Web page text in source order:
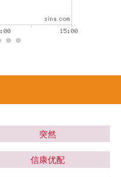
突然
信康优配